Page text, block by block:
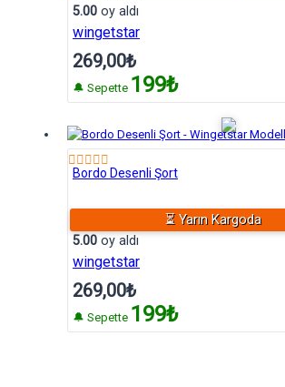
5.00 oy aldı
wingetstar
269,00₺
🔔 Sepette 199₺
⏳ Yarın Kargoda
Bordo Desenli Şort
5.00 oy aldı
wingetstar
269,00₺
🔔 Sepette 199₺